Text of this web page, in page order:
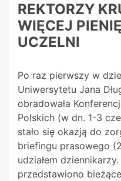
REKTORZY
WIĘCEJ
UCZELNI
Po raz pierwszy w
Uniwersytetu Jana
obradowała
Polskich (w dn. 1-3
stało się okazją do
briefingu prasowego
udziałem
przedstawiono